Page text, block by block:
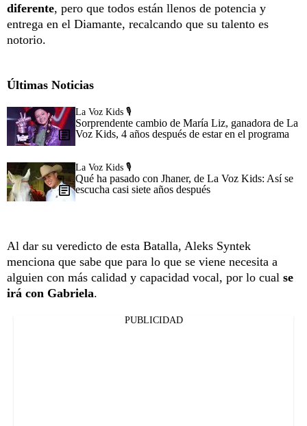
diferente, pero que todos están llenos de potencia y
entrega en el Diamante, recalcando que su talento es
notorio.
Últimas Noticias
La Voz Kids 🎙️
Sorprendente cambio de María Liz, ganadora de La
Voz Kids, 4 años después de estar en el programa
La Voz Kids 🎙️
Qué ha pasado con Jhaner, de La Voz Kids: Así se
escucha casi siete años después
Al dar su veredicto de esta Batalla, Aleks Syntek
menciona que sabe que para lo que se viene necesita a
alguien con más calidad y capacidad vocal, por lo cual se
irá con Gabriela.
PUBLICIDAD